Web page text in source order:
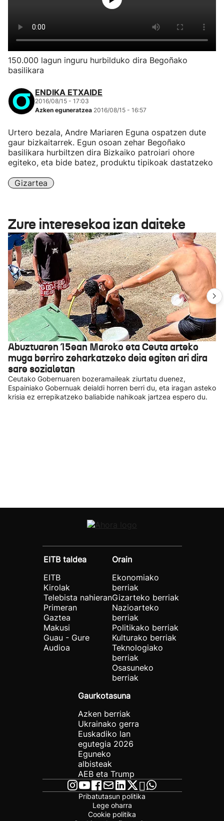
150.000 lagun inguru hurbilduko dira Begoñako
basilikara
ENDIKA ETXAIDE
2016/08/15 - 17:03
Azken eguneratzea 2016/08/15 - 16:57
Urtero bezala, Andre Mariaren Eguna ospatzen dute
gaur bizkaitarrek. Egun osoan zehar Begoñako
basilikara hurbiltzen dira Bizkaiko patroiari ohore
egiteko, eta bide batez, produktu tipikoak dastatzeko
Gizartea
Zure interesekoa izan daiteke
Abuztuaren 15ean Maroko eta Ceuta arteko
muga berriro zeharkatzeko deia egiten ari dira
sare sozialetan
Ceutako Gobernuaren bozeramaileak ziurtatu duenez,
Espainiako Gobernuak deialdi horren berri du, eta iragan asteko
krisia ez errepikatzeko baliabide nahikoak jartzea espero du.
EITB taldea
EITB
Kirolak
Telebista nahieran
Primeran
Gaztea
Makusi
Guau - Gure
Audioa
Orain
Ekonomiako
berriak
Gizarteko berriak
Nazioarteko
berriak
Politikako berriak
Kulturako berriak
Teknologiako
berriak
Osasuneko
berriak
Gaurkotasuna
Azken berriak
Ukrainako gerra
Euskadiko lan
egutegia 2026
Eguneko
albisteak
AEB eta Trump
Pribatutasun politika
Lege oharra
Cookie politika